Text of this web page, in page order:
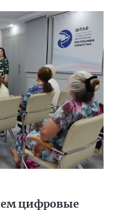
цифровые